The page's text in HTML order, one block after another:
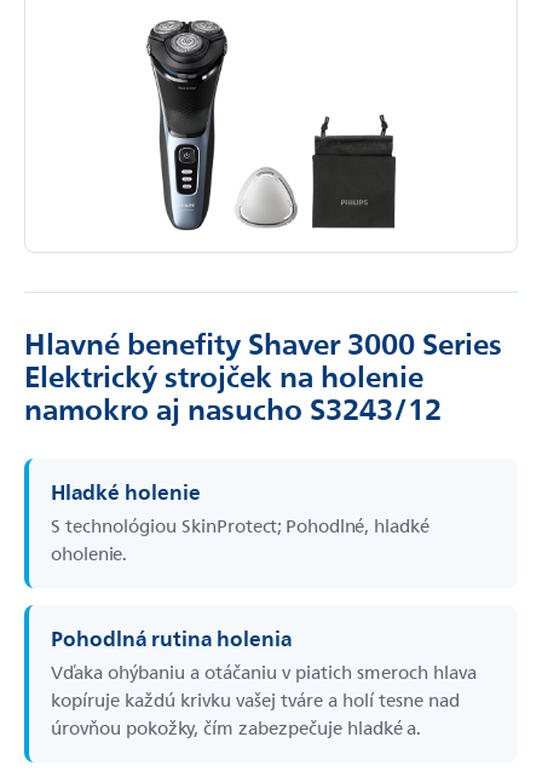
Hlavné benefity Shaver 3000 Series
Elektrický strojček na holenie
namokro aj nasucho S3243/12
Hladké holenie
S technológiou SkinProtect; Pohodlné, hladké
oholenie.
Pohodlná rutina holenia
Vďaka ohýbaniu a otáčaniu v piatich smeroch hlava
kopíruje každú krivku vašej tváre a holí tesne nad
úrovňou pokožky, čím zabezpečuje hladké a.